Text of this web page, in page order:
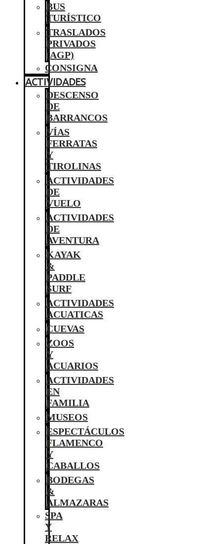
BUS
TURÍSTICO
TRASLADOS
PRIVADOS
(AGP)
CONSIGNA
ACTIVIDADES
DESCENSO
DE
BARRANCOS
VÍAS
FERRATAS
Y
TIROLINAS
ACTIVIDADES
DE
VUELO
ACTIVIDADES
DE
AVENTURA
KAYAK
&
PADDLE
SURF
ACTIVIDADES
ACUATICAS
CUEVAS
ZOOS
Y
ACUARIOS
ACTIVIDADES
EN
FAMILIA
MUSEOS
ESPECTÁCULOS
FLAMENCO
Y
CABALLOS
BODEGAS
&
ALMAZARAS
SPA
Y
RELAX